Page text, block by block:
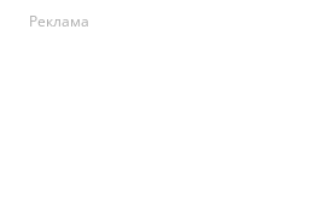
Реклама